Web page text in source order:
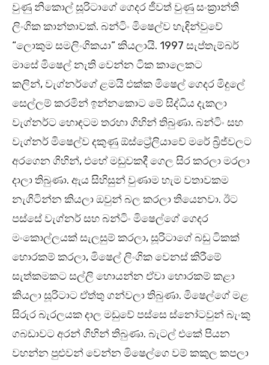
වුණු නිකොල් සූරිටාගේ ගෙදර ජීවත් වුණු සංක්‍රාන්ති
ලිංගික කාන්තාවක්. බන්ටිං මිෂෙල්ව හැඳින්වුවේ
“ලොකුම සමලිංගිකයා” කියලායි. 1997 සැප්තැම්බර්
මාසේ මිෂෙල් නැති වෙන්න ටික කාලෙකට
කලින්, වැග්නර්ගේ ළමයි එක්ක මිෂෙල් ගෙදර මිදුලේ
සෙල්ලම් කරමින් ඉන්නකොට මේ සිද්ධිය දැකලා
වැග්නර්ට හොඳටම තරහා ගිහින් තිබුණා. බන්ටිං සහ
වැග්නර් මිෂෙල්ව දකුණු ඕස්ට්‍රේලියාවේ මරේ බ්‍රිජ්වලට
අරගෙන ගිහින්, එහේ මඩුවකදී ගෙල සිර කරලා මරලා
දාලා තිබුණා. ඇය සිහිසුන් වුණාම හැම වතාවකම
නැගිටින්න කියලා ඔවුන් බල කරලා තියෙනවා. ඊට
පස්සේ වැග්නර් සහ බන්ටිං මිෂෙල්ගේ ගෙදර
මංකොල්ලයක් සැලසුම් කරලා, සූරිටාගේ බඩු ටිකක්
හොරකම් කරලා, මිෂෙල් ලිංගික වෙනස් කිරීමේ
සැත්කමකට සල්ලි හොයන්න ඒවා හොරකම් කළා
කියලා සූරිටාට ඒත්තු ගන්වලා තිබුණා. මිෂෙල්ගේ මළ
සිරුර බැරලයක දාල මඩුවේ පස්සෙ ස්නෝටවුන් බැංකු
ගබඩාවට අරන් ගිහින් තිබුණා. බැටල් එකේ පියන
වහන්න පුළුවන් වෙන්න මිෂෙල්ගෙ වම් කකුල කපලා